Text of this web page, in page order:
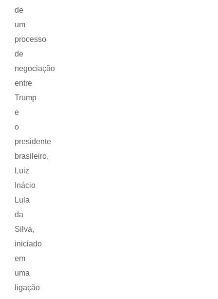
de
um
processo
de
negociação
entre
Trump
e
o
presidente
brasileiro,
Luiz
Inácio
Lula
da
Silva,
iniciado
em
uma
ligação